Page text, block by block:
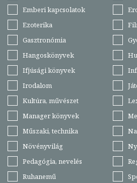
Emberi kapcsolatok
Ezoterika
Gasztronómia
Hangoskönyvek
Ifjúsági könyvek
Irodalom
Kultúra, művészet
Manager könyvek
Műszaki, technika
Növényvilág
Pedagógia, nevelés
Ruhanemű